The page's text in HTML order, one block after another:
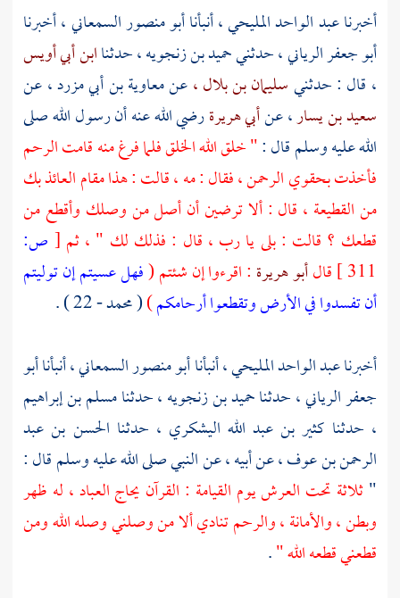
أخبرناعبد الواحد المليحي، أنبأناأبو منصور السمعاني، أخبرنا
أبو جعفر الرياني، حدثنيحميد بن زنجويه، حدثناابن أبي أويس
، قال : حدثنيسليمان بن بلال ،عنمعاوية بن أبي مزرد، عن
سعيد بن يسار، عنأبي هريرةرضي الله عنه أن رسول الله صلى
الله عليه وسلم قال :" خلق الله الخلق فلما فرغ منه قامت الرحم
فأخذت بحقوي الرحمن ، فقال : مه ، قالت : هذا مقام العائذ بك
من القطيعة ، قال : ألا ترضين أن أصل من وصلك وأقطع من
قطعك ؟ قالت : بلى يا رب ، قال : فذلك لك " ، ثم [ ص:
311 ] قالأبو هريرة : اقرءوا إن شئتم (فهل عسيتم إن توليتم
أن تفسدوا في الأرض وتقطعوا أرحامكم)( محمد - 22 ) .
أخبرناعبد الواحد المليحي، أنبأناأبو منصور السمعاني، أنبأناأبو
جعفرالرياني ، حدثناحميد بن زنجويه، حدثنامسلم بن إبراهيم
، حدثنا كثير بن عبد الله اليشكري ، حدثنا الحسن بن عبد
الرحمن بن عوف ،عن أبيه ، عن النبي صلى الله عليه وسلم قال :
"ثلاثة تحت العرش يوم القيامة : القرآن يحاج العباد ، له ظهر
وبطن ، والأمانة ، والرحم تنادي ألا من وصلني وصله الله ومن
قطعني قطعه الله ".